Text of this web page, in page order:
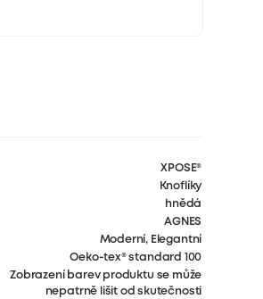
XPOSE®
Knoflíky
hnědá
AGNES
Moderní, Elegantní
Oeko-tex® standard 100
Zobrazení barev produktu se může
nepatrně lišit od skutečnosti